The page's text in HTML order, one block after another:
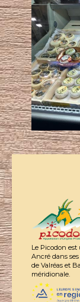
Le Picodon est
Ancré dans
de Valréas et
méridionale.